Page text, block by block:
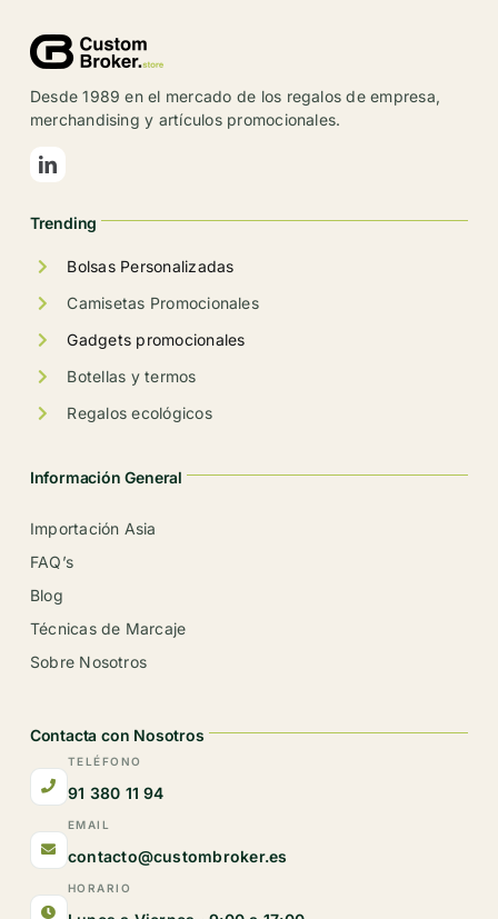
Desde 1989 en el mercado de los regalos de empresa,
merchandising y artículos promocionales.
Trending
Bolsas Personalizadas
Camisetas Promocionales
Gadgets promocionales
Botellas y termos
Regalos ecológicos
Información General
Importación Asia
FAQ’s
Blog
Técnicas de Marcaje
Sobre Nosotros
Contacta con Nosotros
TELÉFONO
91 380 11 94
EMAIL
contacto@custombroker.es
HORARIO